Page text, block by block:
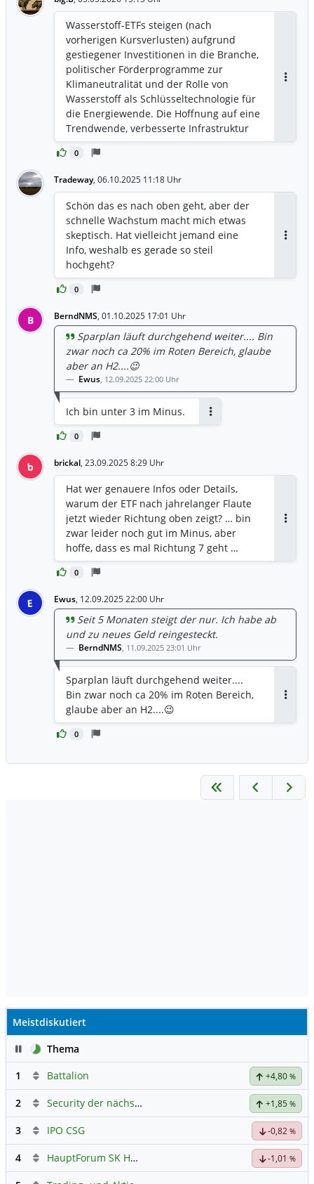
0
Wasserstoff-ETFs steigen (nach
vorherigen Kursverlusten) aufgrund
gestiegener Investitionen in die Branche,
politischer Förderprogramme zur
Klimaneutralität und der Rolle von
Wasserstoff als Schlüsseltechnologie für
die Energiewende. Die Hoffnung auf eine
Trendwende, verbesserte Infrastruktur
und der Einsatz in Industrie/Verkehr
treiben die Kurse an. [1, 2, 3, 4, 5, 6]
staatliche Förderung: Regierungen
weltweit, insbesondere in der EU,
investieren Milliarden in
Wasserstoffprojekte, was den Sektor
antreibt. Langfristiges Zukunftspotenzial:
Wasserstoff gilt als unverzichtbar für die
Dekarbonisierung, insbesondere in der
Stahlherstellung, Schifffahrt und
Korrektur: Nach einem starken Hype und
anschließenden hohen Verlusten haben
sich viele Wasserstoff-Aktien (wie Nel
ASA) stabilisiert und bilden Böden, was
Raum für neue Kursgewinne bietet.
Investitionen in Infrastruktur: Die
Verbesserung der Produktionsanlagen
für grünen Wasserstoff lässt die
Erwartungen steigen, dass die
Anwendung: Neben dem Verkehr wird
Wasserstoff zunehmend als Lösung für
die Stromerzeugung (Brennstoffzellen)
und Speicherung überschüssiger
Wind-/Solarenergie gesehen. [1, 2, 3, 4, 5,
6]
Tradeway, 06.10.2025 11:18 Uhr
0
Schön das es nach oben geht, aber der
schnelle Wachstum macht mich etwas
skeptisch. Hat vielleicht jemand eine
Info, weshalb es gerade so steil
hochgeht?
B BerndNMS, 01.10.2025 17:01 Uhr
0
Sparplan läuft durchgehend weiter.... Bin
zwar noch ca 20% im Roten Bereich, glaube
aber an H2....😉
Ewus, 12.09.2025 22:00 Uhr
Ich bin unter 3 im Minus.
b brickal, 23.09.2025 8:29 Uhr
0
Hat wer genauere Infos oder Details,
warum der ETF nach jahrelanger Flaute
jetzt wieder Richtung oben zeigt? … bin
zwar leider noch gut im Minus, aber
hoffe, dass es mal Richtung 7 geht …
E Ewus, 12.09.2025 22:00 Uhr
0
Seit 5 Monaten steigt der nur. Ich habe ab
und zu neues Geld reingesteckt.
BerndNMS, 11.09.2025 23:01 Uhr
Sparplan läuft durchgehend weiter....
Bin zwar noch ca 20% im Roten Bereich,
glaube aber an H2....😉
Meistdiskutiert
PauseThema
1
Battalion +4,80 %
2 Security der nächsten Generation +1,85 %
3 IPO CSG -0,82 %
4 HauptForum SK HYNIC -1,01 %